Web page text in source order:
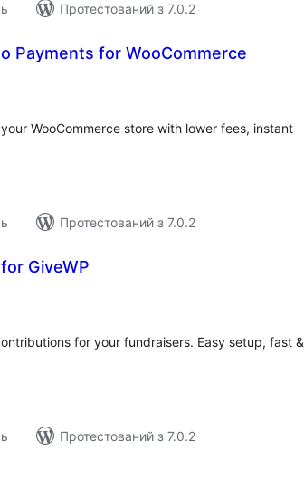
Протестований з 7.0.2
Payments for WooCommerce
WooCommerce store with lower fees, instant
Протестований з 7.0.2
GiveWP
for your fundraisers. Easy setup, fast &
Протестований з 7.0.2